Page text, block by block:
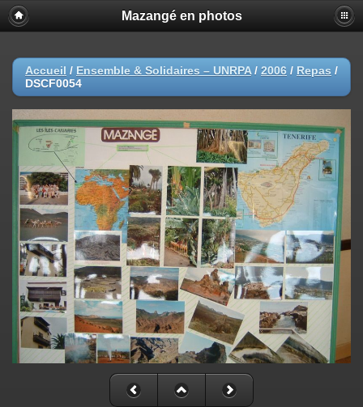
Mazangé en photos
Accueil / Ensemble & Solidaires – UNRPA/ 2006 / Repas /
DSCF0054